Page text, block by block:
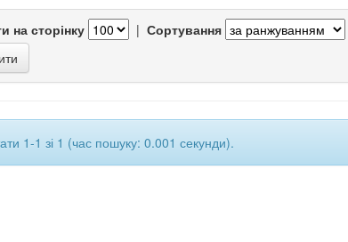
на сторінку | Сортування
1-1 зі 1 (час пошуку: 0.001 секунди).